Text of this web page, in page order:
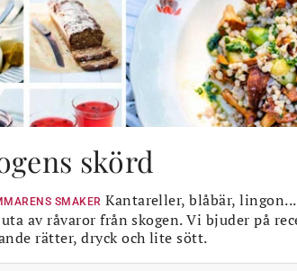
skörd
SMAKER Kantareller, blåbär,
av råvaror från skogen. Vi bjuder på
rätter, dryck och lite sött.